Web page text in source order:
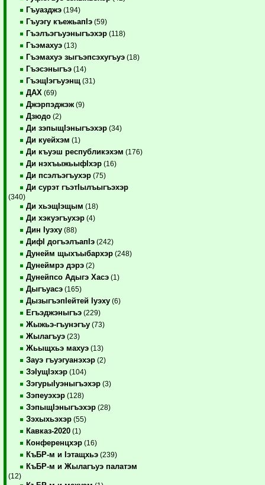
Гъуазджэ (194)
Гъуэгу къежьапIэ (59)
Гъэлъэгъуэныгъэхэр (118)
Гъэмахуэ (13)
Гъэмахуэ зыгъэпсэхугъуэ (18)
Гъэсэныгъэ (14)
ГъэщIэгъуэнщ (31)
ДАХ (69)
Джэрпэджэж (9)
Дзюдо (2)
Ди зэпыщIэныгъэхэр (34)
Ди куейхэм (1)
Ди къуэш республикэхэм (176)
Ди нэхъыжьыфIхэр (16)
Ди псэлъэгъухэр (75)
Ди сурэт гъэтIылъыгъэхэр
(340)
Ди хьэщIэщым (18)
Ди хэкуэгъухэр (4)
Дин Iуэху (88)
ДифI догъэлъапIэ (242)
Дунейм щыхъыбархэр (248)
Дунеймрэ дэрэ (2)
Дунейпсо Адыгэ Хасэ (1)
Дыгъуасэ (165)
ДызыгъэпIейтей Iуэху (6)
Егъэджэныгъэ (229)
Жыжьэ-гъунэгъу (73)
Жылагъуэ (23)
Жьыщхьэ махуэ (13)
Зауэ гъуэгуанэхэр (2)
ЗэIущIэхэр (104)
ЗэгурыIуэныгъэхэр (3)
Зэпеуэхэр (128)
ЗэпыщIэныгъэхэр (28)
Зэхыхьэхэр (55)
Кавказ-2020 (1)
Конференцхэр (16)
КъБР-м и Iэтащхьэ (239)
КъБР-м и Жылагъуэ палатэм
(12)